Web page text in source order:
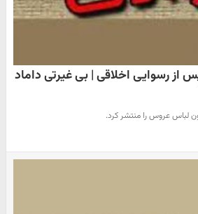
رسوایی اخلاقی | بی غیرتی داماد
لباس عروس را منتشر کرد.